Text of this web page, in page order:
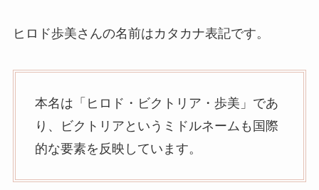
ヒロド歩美さんの名前はカタカナ表記です。
本名は「ヒロド・ビクトリア・歩美」であ
り、ビクトリアというミドルネームも国際
的な要素を反映しています。